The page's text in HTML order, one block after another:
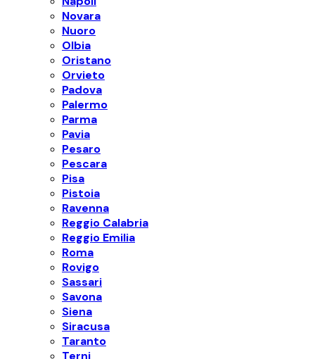
Novara
Nuoro
Olbia
Oristano
Orvieto
Padova
Palermo
Parma
Pavia
Pesaro
Pescara
Pisa
Pistoia
Ravenna
Reggio Calabria
Reggio Emilia
Roma
Rovigo
Sassari
Savona
Siena
Siracusa
Taranto
Terni